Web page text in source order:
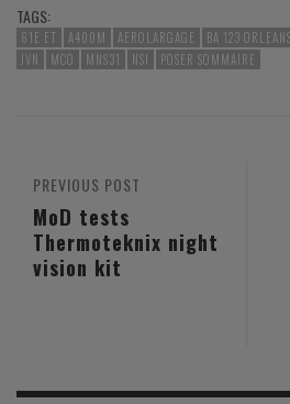
TAGS:
61E ET A400M AEROLARGAGE BA 123
JVN
MCO MNS31 NSI POSER SOMMAIRE
PREVIOUS POST
MoD tests
Thermoteknix night
vision kit